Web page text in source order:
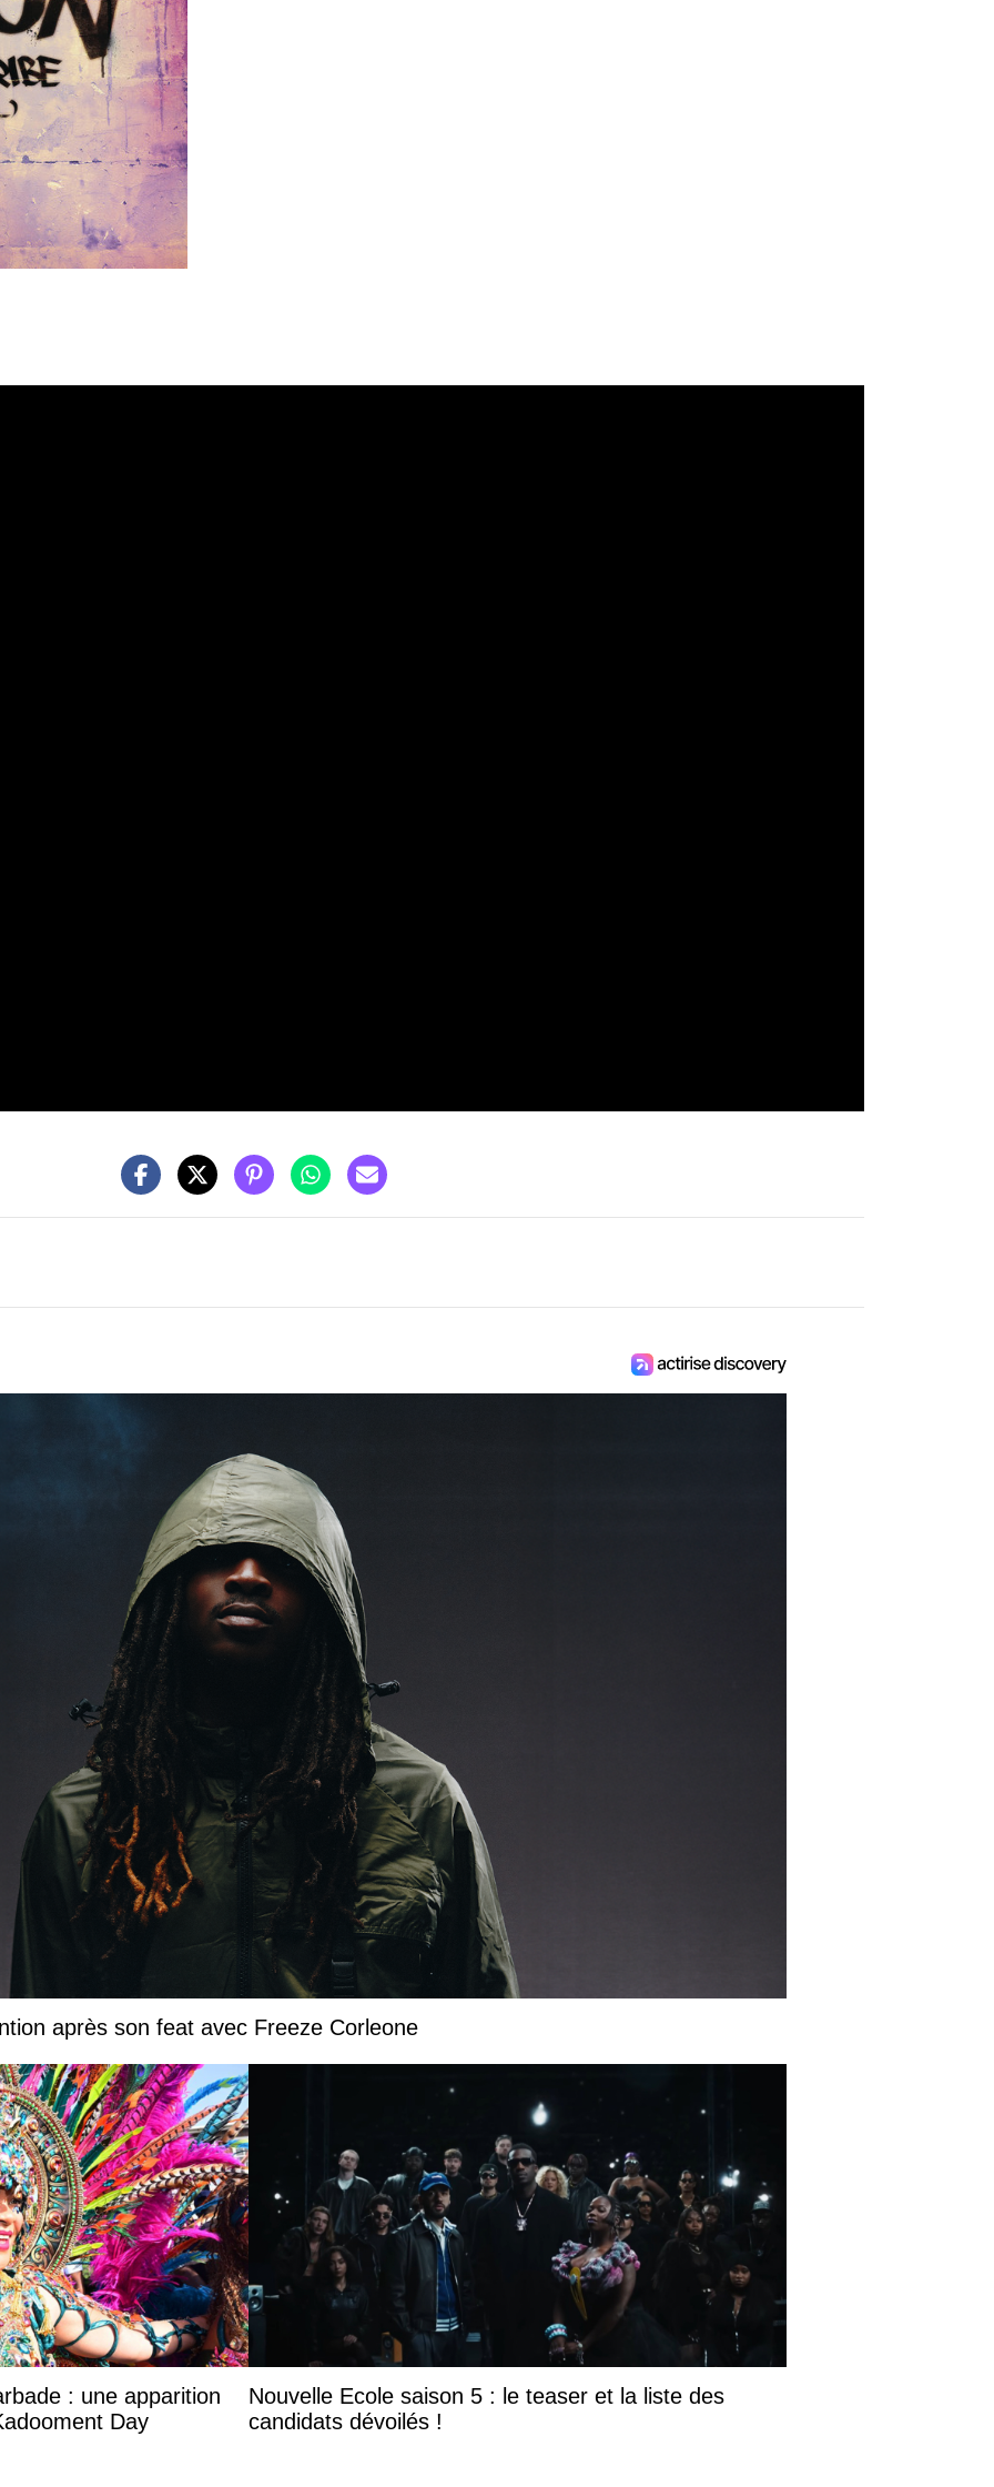
après son feat avec Freeze Corleone
: une apparition
Day
Nouvelle Ecole saison 5 : le teaser et la liste des
candidats dévoilés !